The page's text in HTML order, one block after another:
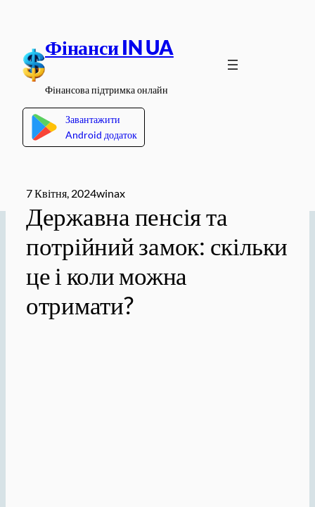
вмісту
Фінанси IN UA
Фінансова підтримка онлайн
Завантажити
Android додаток
7 Квітня, 2024winax
Державна пенсія та
потрійний замок: скільки
це і коли можна
отримати?